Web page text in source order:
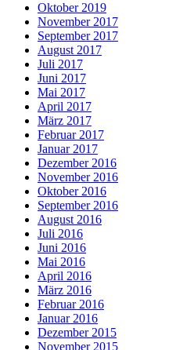
Oktober 2019
November 2017
September 2017
August 2017
Juli 2017
Juni 2017
Mai 2017
April 2017
März 2017
Februar 2017
Januar 2017
Dezember 2016
November 2016
Oktober 2016
September 2016
August 2016
Juli 2016
Juni 2016
Mai 2016
April 2016
März 2016
Februar 2016
Januar 2016
Dezember 2015
November 2015